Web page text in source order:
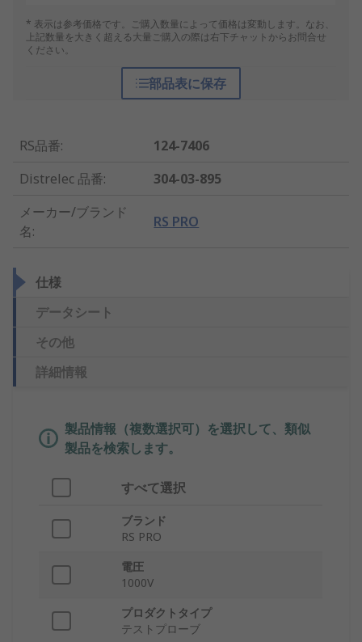
* 表示は参考価格です。ご購入数量によって価格は変動します。なお、
上記数量を大きく超える大量ご購入の際は右下チャットからお問合せ
ください。
部品表に保存
RS品番:
124-7406
Distrelec 品番:
304-03-895
メーカー/ブランド
名:
RS PRO
仕様
データシート
その他
詳細情報
製品情報（複数選択可）を選択して、類似
製品を検索します。
すべて選択
ブランド
RS PRO
電圧
1000V
プロダクトタイプ
テストプローブ